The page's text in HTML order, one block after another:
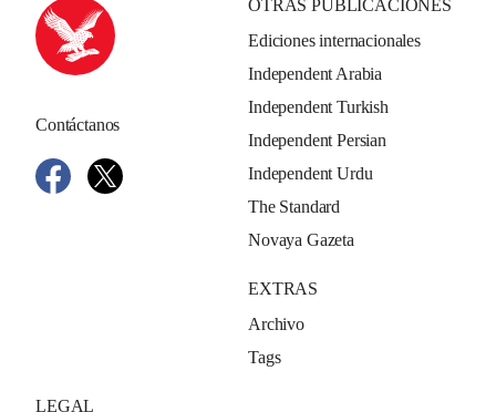
Contáctanos
OTRAS PUBLICACIONES
Ediciones internacionales
Independent Arabia
Independent Turkish
Independent Persian
Independent Urdu
The Standard
Novaya Gazeta
EXTRAS
Archivo
Tags
LEGAL